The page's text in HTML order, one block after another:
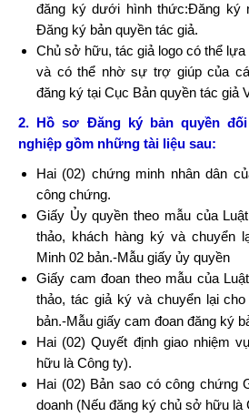
đăng ký dưới hình thức:Đăng ký
Đăng ký bản quyền tác giả.
Chủ sở hữu, tác giả logo có thể
và có thể nhờ sự trợ giúp của
đăng ký tại Cục Bản quyền tác giả
2. Hồ sơ Đăng ký bản quyền
nghiệp gồm những tài liệu sau:
Hai (02) chứng minh nhân dân
công chứng.
Giấy Ủy quyền theo mẫu của
thảo, khách hàng ký và chuyển
Minh 02 bản.-Mẫu giấy ủy quyền
Giấy cam đoan theo mẫu của
thảo, tác giả ký và chuyển lại cho
bản.-Mẫu giấy cam đoan đăng ký
Hai (02) Quyết định giao nhiệm
hữu là Công ty).
Hai (02) Bản sao có công chứng
doanh (Nếu đăng ký chủ sở hữu là